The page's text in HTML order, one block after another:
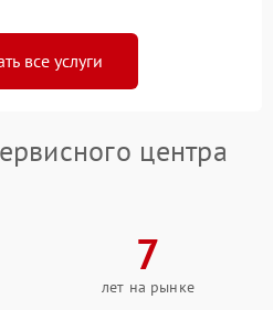
все услуги
центра
7
лет на рынке